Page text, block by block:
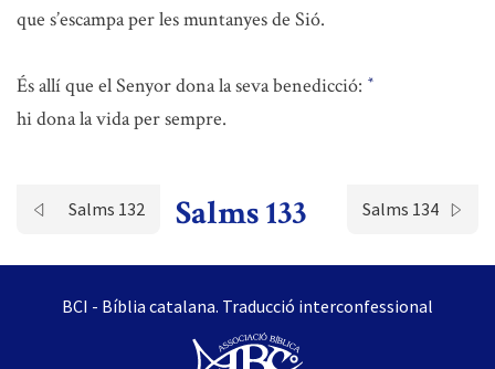
que s’escampa per les muntanyes de Sió.
És allí que el Senyor dona la seva benedicció: *
hi dona la vida per sempre.
Salms 132 Salms 133 Salms 134
BCI - Bíblia catalana. Traducció interconfessional